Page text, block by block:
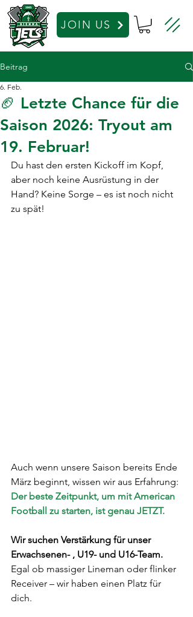
JOIN US
Beitrag
🏈 Letzte Chance für die
Saison 2026: Tryout am
19. Februar!
6. Feb.
Du hast den ersten Kickoff im Kopf,
aber noch keine Ausrüstung in der
Hand? Keine Sorge – es ist noch nicht
zu spät!
Auch wenn unsere Saison bereits Ende
März beginnt, wissen wir aus Erfahrung:
Der beste Zeitpunkt, um mit American
Football zu starten, ist genau JETZT.
Wir suchen Verstärkung für unser
Erwachsenen- , U19- und U16-Team.
Egal ob massiger Lineman oder flinker
Receiver – wir haben einen Platz für
dich.